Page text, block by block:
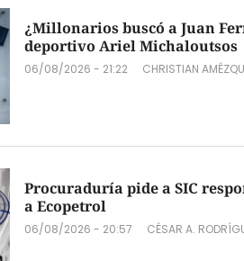
¿Millonarios buscó a Juan
deportivo Ariel Michaloutsos
06/08/2026 - 21:22 CHRISTIAN
Procuraduría pide a SIC
a Ecopetrol
06/08/2026 - 20:57 CÉSAR A.